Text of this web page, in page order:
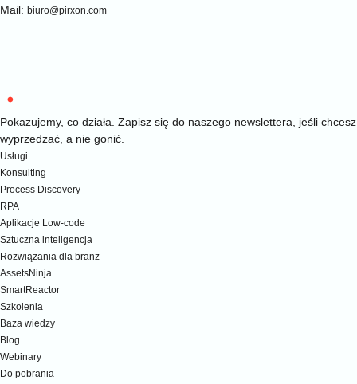
Mail: biuro@pirxon.com
Pokazujemy, co działa. Zapisz się do naszego newslettera, jeśli chcesz
wyprzedzać, a nie gonić.
Usługi
Konsulting
Process Discovery
RPA
Aplikacje Low-code
Sztuczna inteligencja
Rozwiązania dla branż
AssetsNinja
SmartReactor
Szkolenia
Baza wiedzy
Blog
Webinary
Do pobrania